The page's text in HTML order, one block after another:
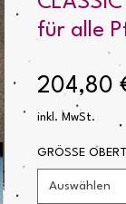
für alle
204,80
inkl. MwSt.
GRÖSSE
Auswählen